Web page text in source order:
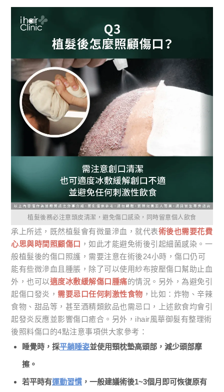
植髮後務必注意頭皮清潔，避免傷口感染，同時留意個人飲食
承上所述，既然植髮會有微量滲血，就代表術後也需要花費
心思與時間照顧傷口 ，如此才能避免術後引起細菌感染。一
般植髮後的傷口照護，需要注意在術後24小時，傷口仍可
能有些微滲血且腫脹，除了可以使用紗布按壓傷口幫助止血
外，也可以適度冰敷緩解傷口腫痛的情況。另外，為避免引
起傷口發炎， 需要忌口任何刺激性食物 ，比如：炸物、辛辣
食物、甜品等，甚至酒精類飲品也需忌口，上述飲食均會引
起發炎反應並影響傷口癒合。另外，ihair風華御髮有整理術
後照料傷口的4點注意事項供大家參考：
睡覺時，採平躺睡姿並使用頸枕墊高頭部，減少頭部摩
擦。
若平時有運動習慣 ，一般建議術後1~3個月即可恢復原有